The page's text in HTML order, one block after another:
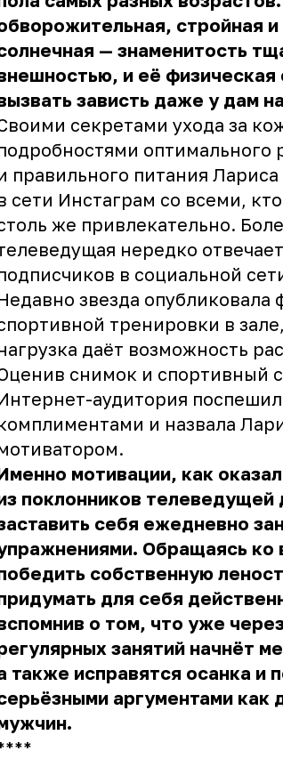
стройная и
— знаменитость
и её
зависть даже у дам
секретами ухода за
оптимального
правильного питания
сети Инстаграм со всеми,
же привлекательно.
нередко
в социальной
звезда опубликовала
тренировки в
даёт возможность
снимок и спортивный
аудитория
и назвала
мотивации, как
поклонников телеведущей
себя ежедневно
Обращаясь ко
собственную
для себя
о том, что уже
занятий начнёт
также исправятся осанка и
аргументами как
**